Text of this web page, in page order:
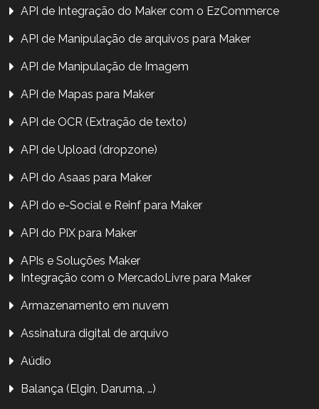
API de Integração do Maker com o EzCommerce
API de Manipulação de arquivos para Maker
API de Manipulação de Imagem
API de Mapas para Maker
API de OCR (Extração de texto)
API de Upload (dropzone)
API do Asaas para Maker
API do e-Social e Reinf para Maker
API do PIX para Maker
APIs e Soluções Maker
Integração com o MercadoLivre para Maker
Armazenamento em nuvem
Assinatura digital de arquivo
Aúdio
Balança (Elgin, Daruma, …)